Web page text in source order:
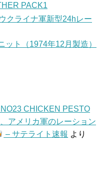
PACK1
クライナ軍新型24hレー
ト（1974年12月製造）
CHICKEN PESTO
アメリカ軍のレーション
– サテライト速報 より